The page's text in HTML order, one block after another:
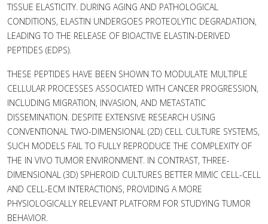
TISSUE ELASTICITY. DURING AGING AND PATHOLOGICAL
CONDITIONS, ELASTIN UNDERGOES PROTEOLYTIC DEGRADATION,
LEADING TO THE RELEASE OF BIOACTIVE ELASTIN-DERIVED
PEPTIDES (EDPS).
THESE PEPTIDES HAVE BEEN SHOWN TO MODULATE MULTIPLE
CELLULAR PROCESSES ASSOCIATED WITH CANCER PROGRESSION,
INCLUDING MIGRATION, INVASION, AND METASTATIC
DISSEMINATION. DESPITE EXTENSIVE RESEARCH USING
CONVENTIONAL TWO-DIMENSIONAL (2D) CELL CULTURE SYSTEMS,
SUCH MODELS FAIL TO FULLY REPRODUCE THE COMPLEXITY OF
THE IN VIVO TUMOR ENVIRONMENT. IN CONTRAST, THREE-
DIMENSIONAL (3D) SPHEROID CULTURES BETTER MIMIC CELL-CELL
AND CELL-ECM INTERACTIONS, PROVIDING A MORE
PHYSIOLOGICALLY RELEVANT PLATFORM FOR STUDYING TUMOR
BEHAVIOR.